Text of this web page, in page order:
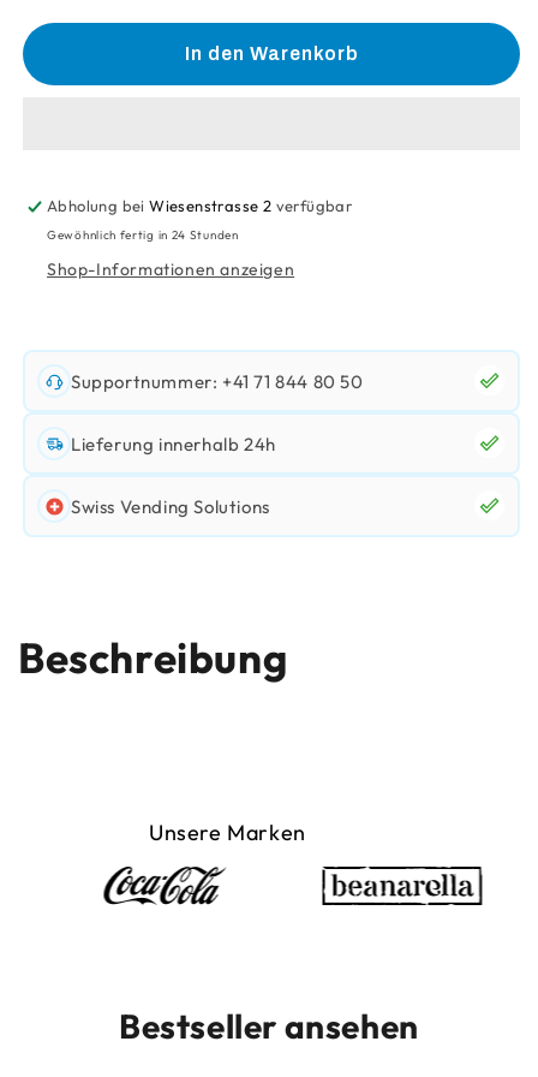
Menge
Menge
fürIn den Warenkorb
Abholung beiWiesenstrasse 2 verfügbar
Gewöhnlich fertig in 24 Stunden
Shop-Informationen anzeigen
Supportnummer: +41 71 844 80 50
Lieferung innerhalb 24h
Swiss Vending Solutions
Beschreibung
Unsere Marken
Bestseller ansehen